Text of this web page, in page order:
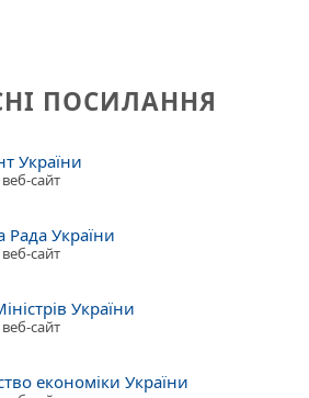
ПОСИЛАННЯ
України
сайт
Рада України
сайт
України
сайт
економіки України